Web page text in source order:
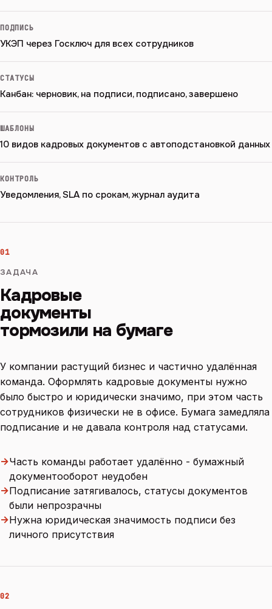
ПОДПИСЬ
УКЭП через Госключ для всех сотрудников
СТАТУСЫ
Канбан: черновик, на подписи, подписано, завершено
ШАБЛОНЫ
10 видов кадровых документов с автоподстановкой данных
КОНТРОЛЬ
Уведомления, SLA по срокам, журнал аудита
01
ЗАДАЧА
Кадровые
документы
тормозили на бумаге
У компании растущий бизнес и частично удалённая
команда. Оформлять кадровые документы нужно
было быстро и юридически значимо, при этом часть
сотрудников физически не в офисе. Бумага замедляла
подписание и не давала контроля над статусами.
→Часть команды работает удалённо - бумажный
документооборот неудобен
→Подписание затягивалось, статусы документов
были непрозрачны
→Нужна юридическая значимость подписи без
личного присутствия
02